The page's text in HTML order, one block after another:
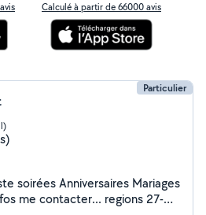
Calculé à partir de 66000 avis
Particulier
soirées Anniversaires Mariages
me contacter... regions 27-